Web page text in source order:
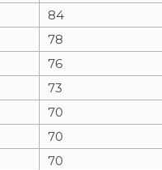
84
78
76
73
70
70
70